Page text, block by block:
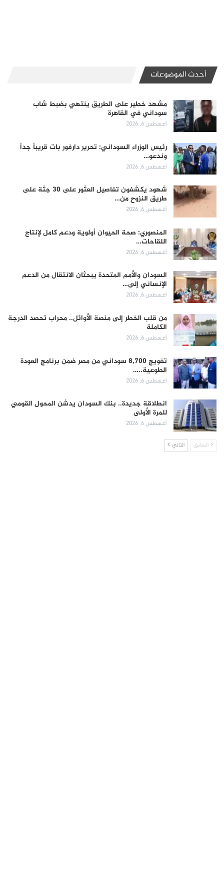
أحدث الموضوعات
مشهد خطير على الطريق ينتهي بضبط شاب
سوداني في القاهرة
أغسطس 6, 2026
رئيس الوزراء السوداني: تحرير دارفور بات قريباً جداً
وندعو…
أغسطس 6, 2026
شهود يكشفون تفاصيل العثور على 30 جثة على
طريق النزوح من…
أغسطس 6, 2026
المنصوري: صحة الحيوان أولوية ودعم كامل لإنتاج
اللقاحات…
أغسطس 6, 2026
السودان والأمم المتحدة يبحثان الانتقال من الدعم
الإنساني إلى…
أغسطس 6, 2026
من قلب الخطر إلى منصة الأوائل.. محراب تحصد الدرجة
الكاملة
أغسطس 6, 2026
تفويج 8,700 سوداني من مصر ضمن برنامج العودة
الطوعية..…
أغسطس 6, 2026
انطلاقة جديدة.. بنك السودان يدشن المحول القومي
للمرة الأولى
أغسطس 6, 2026
السابق التالي